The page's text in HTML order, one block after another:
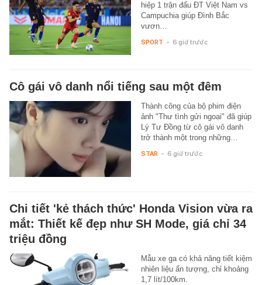
hiệp 1 trận đấu ĐT Việt Nam vs
Campuchia giúp Đình Bắc
vươn…
SPORT - 6 giờ trước
Cô gái vô danh nổi tiếng sau một đêm
Thành công của bộ phim điện
ảnh "Thư tình gửi ngoại" đã giúp
Lý Tư Đồng từ cô gái vô danh
trở thành một trong những…
STAR - 6 giờ trước
Chi tiết 'kẻ thách thức' Honda Vision vừa ra
mắt: Thiết kế đẹp như SH Mode, giá chỉ 34
triệu đồng
Mẫu xe ga có khả năng tiết kiệm
nhiên liệu ấn tượng, chỉ khoảng
1,7 lít/100km.